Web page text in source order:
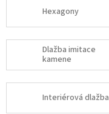
Hexagony
Dlažba imitace
kamene
Interiérová dlažba